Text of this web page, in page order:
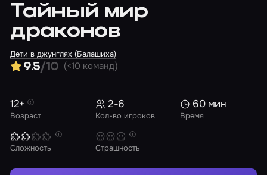
Тайный мир
драконов
Дети в джунглях (Балашиха)
9.5/10 (<10 команд)
Возраст
12+
Кол-во игроков
2-6
Время
60 мин
Сложность Страшность